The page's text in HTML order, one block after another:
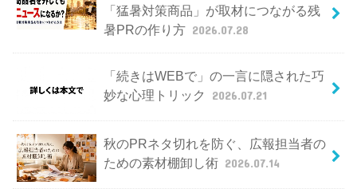
「猛暑対策商品」が取材につながる残
暑PRの作り方 2026.07.28
「続きはWEBで」の一言に隠された巧
妙な心理トリック
2026.07.21
秋のPRネタ切れを防ぐ、広報担当者の
ための素材棚卸し術 2026.07.14